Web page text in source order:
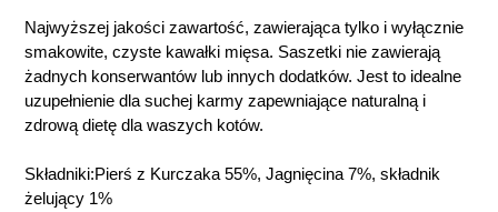
Najwyższej jakości zawartość, zawierająca tylko i wyłącznie
smakowite, czyste kawałki mięsa. Saszetki nie zawierają
żadnych konserwantów lub innych dodatków. Jest to idealne
uzupełnienie dla suchej karmy zapewniające naturalną i
zdrową dietę dla waszych kotów.
Składniki:Pierś z Kurczaka 55%, Jagnięcina 7%, składnik
żelujący 1%